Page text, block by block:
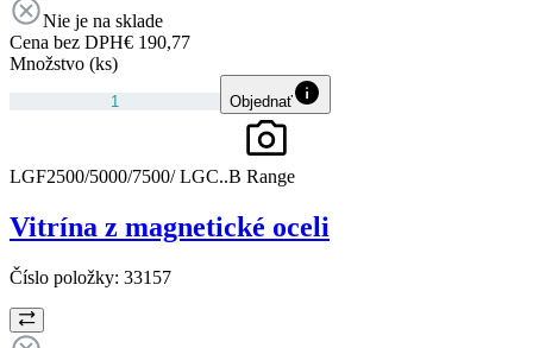
Nie je na sklade
Cena bez DPH€ 190,77
Množstvo (ks)
Objednať
LGF2500/5000/7500/ LGC..B Range
Vitrína z magnetické oceli
Číslo položky: 33157